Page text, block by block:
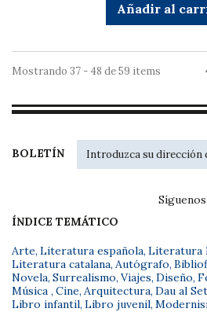
Añadir al
Mostrando 37 - 48 de 59 items
BOLETÍN
ÍNDICE TEMÁTICO
Arte, Literatura española, Literatura
Literatura catalana, Autógrafo,
Novela, Surrealismo, Viajes, Diseño,
Música , Cine, Arquitectura, Dau al Set
Libro infantil, Libro juvenil,